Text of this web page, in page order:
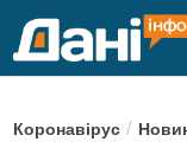
P
Коронавірус /